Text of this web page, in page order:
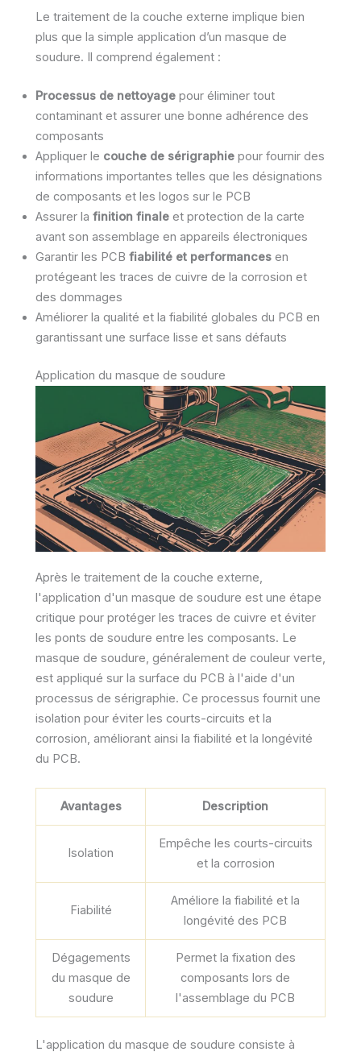
Le traitement de la couche externe implique bien
plus que la simple application d’un masque de
soudure. Il comprend également :
Processus de nettoyage pour éliminer tout
contaminant et assurer une bonne adhérence des
composants
Appliquer le couche de sérigraphie pour fournir des
informations importantes telles que les désignations
de composants et les logos sur le PCB
Assurer la finition finale et protection de la carte
avant son assemblage en appareils électroniques
Garantir les PCB fiabilité et performances en
protégeant les traces de cuivre de la corrosion et
des dommages
Améliorer la qualité et la fiabilité globales du PCB en
garantissant une surface lisse et sans défauts
Application du masque de soudure
Après le traitement de la couche externe,
l'application d'un masque de soudure est une étape
critique pour protéger les traces de cuivre et éviter
les ponts de soudure entre les composants. Le
masque de soudure, généralement de couleur verte,
est appliqué sur la surface du PCB à l'aide d'un
processus de sérigraphie. Ce processus fournit une
isolation pour éviter les courts-circuits et la
corrosion, améliorant ainsi la fiabilité et la longévité
du PCB.
Avantages Description
Isolation
Empêche les courts-circuits
et la corrosion
Fiabilité
Améliore la fiabilité et la
longévité des PCB
Dégagements
du masque de
soudure
Permet la fixation des
composants lors de
l'assemblage du PCB
L'application du masque de soudure consiste à